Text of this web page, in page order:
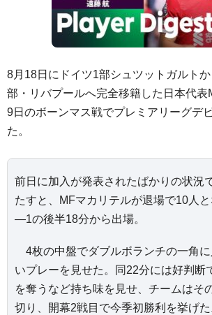
8月18日にドイツ1部シュツットガルト
部・リバプールへ完全移籍した日本代表
9日のボーンマス戦でプレミアリーグデ
た。
前日に加入が発表されたばかりの状況
たすと、MFマカリテルが退場で10人
―1の後半18分から出場。
4枚の中盤でダブルボランチの一角
いプレーを見せた。同22分には好判断
を奪うなど持ち味を見せ、チームは
切り、開幕2戦目で今季初勝利を挙げた